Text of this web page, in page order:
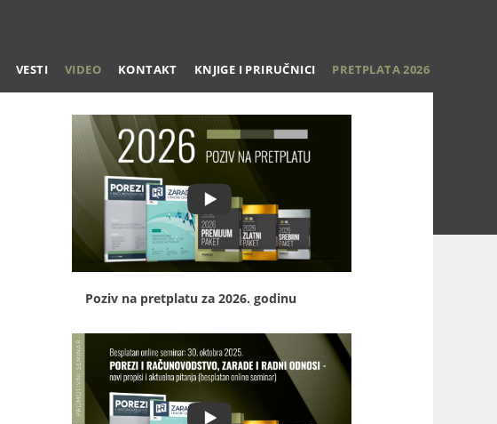
VESTI VIDEO KONTAKT KNJIGE I PRIRUČNICI PRETPLATA 2026
Poziv na pretplatu za 2026. godinu